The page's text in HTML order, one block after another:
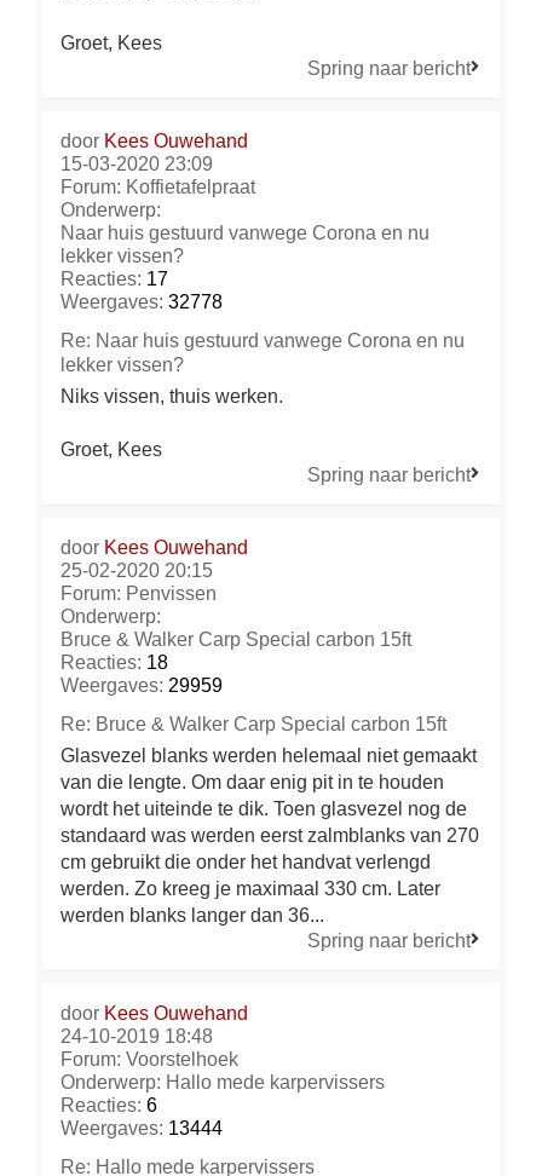
Groet, Kees
Spring naar bericht
door Kees Ouwehand
15-03-2020 23:09
Forum: Koffietafelpraat
Onderwerp:
Naar huis gestuurd vanwege Corona en nu
lekker vissen?
Reacties: 17
Weergaves: 32778
Re: Naar huis gestuurd vanwege Corona en nu
lekker vissen?
Niks vissen, thuis werken.
Groet, Kees
Spring naar bericht
door Kees Ouwehand
25-02-2020 20:15
Forum: Penvissen
Onderwerp:
Bruce & Walker Carp Special carbon 15ft
Reacties: 18
Weergaves: 29959
Re: Bruce & Walker Carp Special carbon 15ft
Glasvezel blanks werden helemaal niet gemaakt
van die lengte. Om daar enig pit in te houden
wordt het uiteinde te dik. Toen glasvezel nog de
standaard was werden eerst zalmblanks van 270
cm gebruikt die onder het handvat verlengd
werden. Zo kreeg je maximaal 330 cm. Later
werden blanks langer dan 36...
Spring naar bericht
door Kees Ouwehand
24-10-2019 18:48
Forum: Voorstelhoek
Onderwerp: Hallo mede karpervissers
Reacties: 6
Weergaves: 13444
Re: Hallo mede karpervissers